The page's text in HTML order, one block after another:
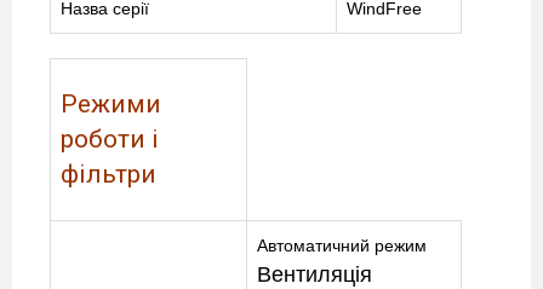
Назва серії WindFree
Режими
роботи і
фільтри
Автоматичний режим
Вентиляція